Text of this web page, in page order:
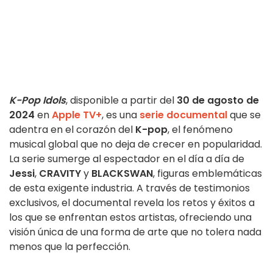
K-Pop Idols, disponible a partir del 30 de agosto de
2024 enApple TV+, es una serie documentalque se
adentra en el corazón del K-pop, el fenómeno
musical global que no deja de crecer en popularidad.
La serie sumerge al espectador en el día a día de
Jessi, CRAVITYy BLACKSWAN, figuras emblemáticas
de esta exigente industria. A través de testimonios
exclusivos, el documental revela los retos y éxitos a
los que se enfrentan estos artistas, ofreciendo una
visión única de una forma de arte que no tolera nada
menos que la perfección.